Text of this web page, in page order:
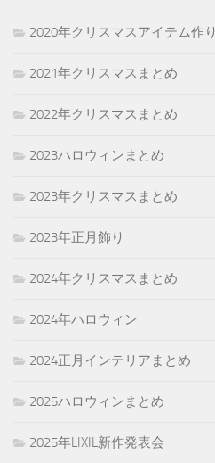
2020年クリスマスアイテム作り
2021年クリスマスまとめ
2022年クリスマスまとめ
2023ハロウィンまとめ
2023年クリスマスまとめ
2023年正月飾り
2024年クリスマスまとめ
2024年ハロウィン
2024正月インテリアまとめ
2025ハロウィンまとめ
2025年LIXIL新作発表会